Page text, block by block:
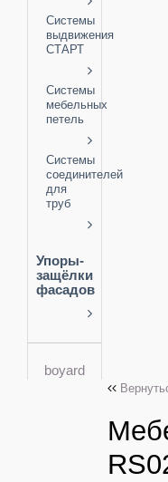
Системы
выдвижения
СТАРТ
Системы
мебельных
петель
Системы
соединителей
для
труб
Упоры-
защёлки
фасадов
boyard